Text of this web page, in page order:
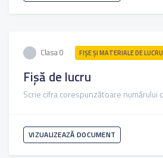
Clasa 0 FIŞE ŞI MATERIALE DE LUCRU
Fișă de lucru
Scrie cifra corespunzătoare numărului
VIZUALIZEAZĂ DOCUMENT